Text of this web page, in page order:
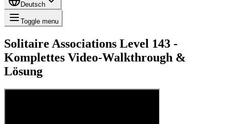
Deutsch
Toggle menu
Solitaire Associations Level 143 -
Komplettes Video-Walkthrough &
Lösung